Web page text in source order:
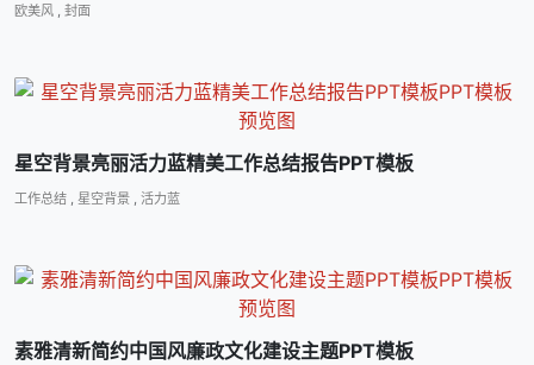
欧美风 封面
星空背景亮丽活力蓝精美工作总结报告PPT模板
工作总结 星空背景 活力蓝
素雅清新简约中国风廉政文化建设主题PPT模板